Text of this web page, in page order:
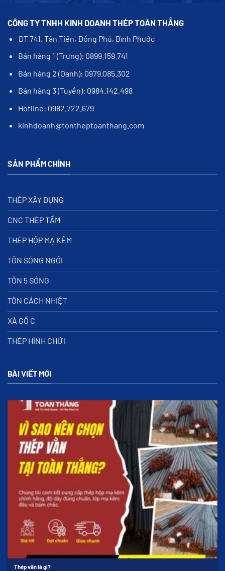
CÔNG TY TNHH KINH DOANH THÉP TOÀN THẮNG
ĐT 741, Tân Tiến, Đồng Phú, Bình Phước
Bán hàng 1 (Trưng): 0899.159.741
Bán hàng 2 (Oanh): 0979.085.302
Bán hàng 3 (Tuyền): 0984.142.498
Hotline: 0982.722.679
kinhdoanh@tontheptoanthang.com
SẢN PHẨM CHÍNH
THÉP XÂY DỰNG
CNC THÉP TẤM
THÉP HỘP MẠ KẼM
TÔN SÓNG NGÓI
TÔN 5 SÓNG
TÔN CÁCH NHIỆT
XÀ GỒ C
THÉP HÌNH CHỮ I
BÀI VIẾT MỚI
Thép vằn là gì?